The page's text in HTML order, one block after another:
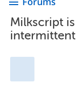
Milkscript